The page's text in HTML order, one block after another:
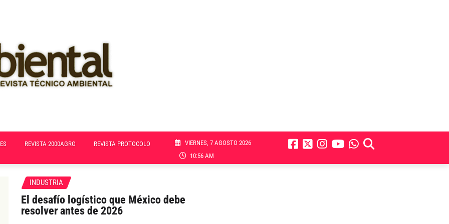
REVISTA 2000AGRO REVISTA PROTOCOLO
VIERNES, 7 AGOSTO 2026
10:56 AM
INDUSTRIA
El desafío logístico que México debe
resolver antes de 2026